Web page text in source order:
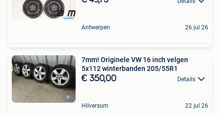
Antwerpen 26 jul 26
7mm! Originele VW 16 inch velgen
5x112 winterbanden 205/55R1
€ 350,00 Details
Hilversum 22 jul 26